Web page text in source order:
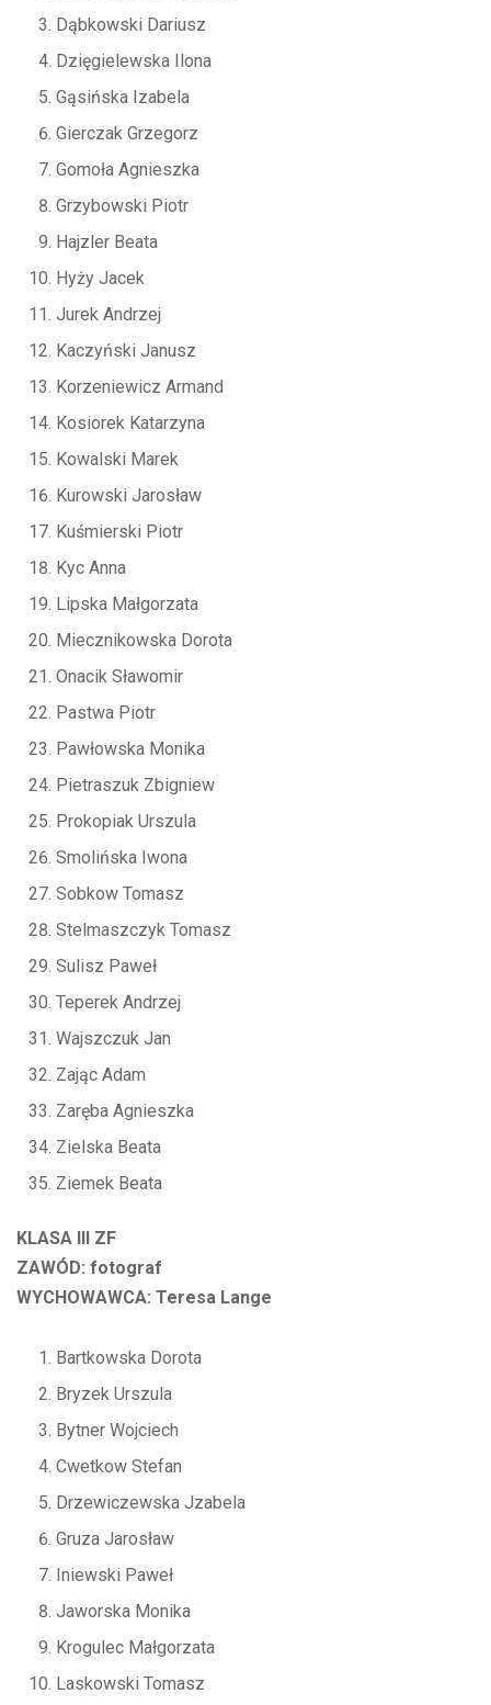
Dąbkowski Dariusz
Dzięgielewska Ilona
Gąsińska Izabela
Gierczak Grzegorz
Gomoła Agnieszka
Grzybowski Piotr
Hajzler Beata
Hyży Jacek
Jurek Andrzej
Kaczyński Janusz
Korzeniewicz Armand
Kosiorek Katarzyna
Kowalski Marek
Kurowski Jarosław
Kuśmierski Piotr
Kyc Anna
Lipska Małgorzata
Miecznikowska Dorota
Onacik Sławomir
Pastwa Piotr
Pawłowska Monika
Pietraszuk Zbigniew
Prokopiak Urszula
Smolińska Iwona
Sobkow Tomasz
Stelmaszczyk Tomasz
Sulisz Paweł
Teperek Andrzej
Wajszczuk Jan
Zając Adam
Zaręba Agnieszka
Zielska Beata
Ziemek Beata
KLASA III ZF
ZAWÓD: fotograf
WYCHOWAWCA: Teresa Lange
Bartkowska Dorota
Bryzek Urszula
Bytner Wojciech
Cwetkow Stefan
Drzewiczewska Jzabela
Gruza Jarosław
Iniewski Paweł
Jaworska Monika
Krogulec Małgorzata
Laskowski Tomasz